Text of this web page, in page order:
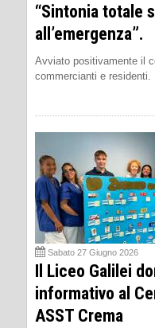
“Sintonia totale
all’emergenza”.
Avviato positivamente il
commercianti e residenti.
Sabato 27 Giugno 2026
Il Liceo Galilei
informativo al
ASST Crema